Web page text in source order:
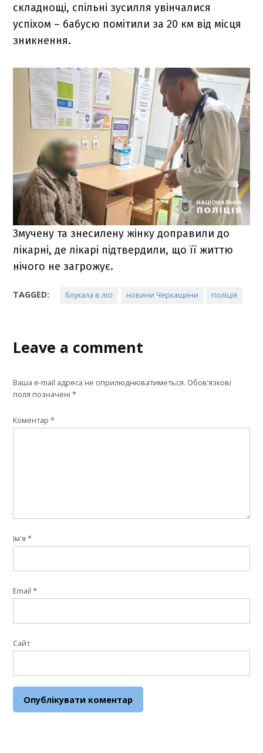
складнощі, спільні зусилля увінчалися
успіхом – бабусю помітили за 20 км від місця
зникнення.
Змучену та знесилену жінку доправили до
лікарні, де лікарі підтвердили, що її життю
нічого не загрожує.
TAGGED: блукала в лісі новини Черкащини поліція
Leave a comment
Ваша e-mail адреса не оприлюднюватиметься. Обов’язкові
поля позначені*
Коментар*
Ім'я*
Email*
Сайт